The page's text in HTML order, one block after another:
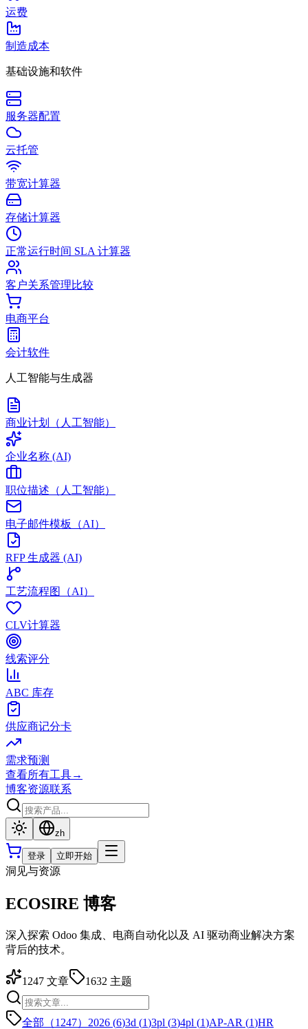
运费
制造成本
基础设施和软件
服务器配置
云托管
带宽计算器
存储计算器
正常运行时间 SLA 计算器
客户关系管理比较
电商平台
会计软件
人工智能与生成器
商业计划（人工智能）
企业名称 (AI)
职位描述（人工智能）
电子邮件模板（AI）
RFP 生成器 (AI)
工艺流程图（AI）
CLV计算器
线索评分
ABC 库存
供应商记分卡
需求预测
查看所有工具→
博客资源联系
zh
登录 立即开始
洞见与资源
ECOSIRE 博客
深入探索 Odoo 集成、电商自动化以及 AI 驱动商业解决方案
背后的技术。
1247 文章 1632 主题
全部（1247） 2026 (6)3d (1)3pl (3)4pl (1)AP-AR (1)HR